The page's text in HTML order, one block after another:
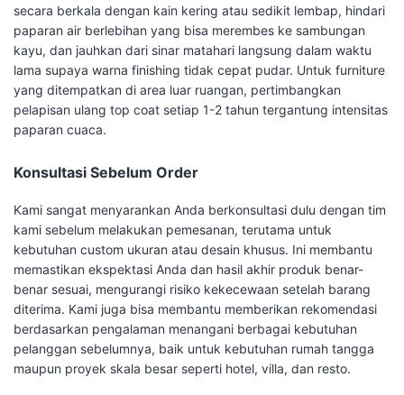
secara berkala dengan kain kering atau sedikit lembap, hindari
paparan air berlebihan yang bisa merembes ke sambungan
kayu, dan jauhkan dari sinar matahari langsung dalam waktu
lama supaya warna finishing tidak cepat pudar. Untuk furniture
yang ditempatkan di area luar ruangan, pertimbangkan
pelapisan ulang top coat setiap 1-2 tahun tergantung intensitas
paparan cuaca.
Konsultasi Sebelum Order
Kami sangat menyarankan Anda berkonsultasi dulu dengan tim
kami sebelum melakukan pemesanan, terutama untuk
kebutuhan custom ukuran atau desain khusus. Ini membantu
memastikan ekspektasi Anda dan hasil akhir produk benar-
benar sesuai, mengurangi risiko kekecewaan setelah barang
diterima. Kami juga bisa membantu memberikan rekomendasi
berdasarkan pengalaman menangani berbagai kebutuhan
pelanggan sebelumnya, baik untuk kebutuhan rumah tangga
maupun proyek skala besar seperti hotel, villa, dan resto.